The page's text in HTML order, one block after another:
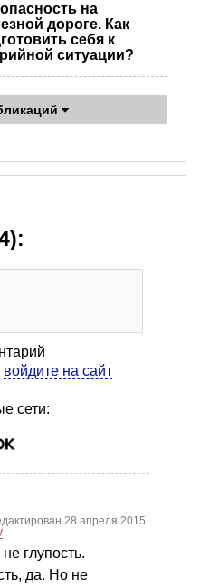
на
дороге. Как
себя к
ситуации?
войдите на сайт
сети:
28 апреля 2015
глупость.
да. Но не